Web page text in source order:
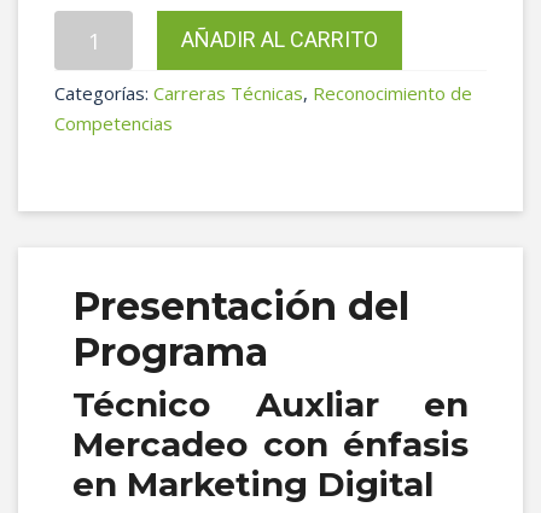
Mercadeo
con
Marketing
053-
cantidad
AÑADIR AL CARRITO
Categorías: Carreras Técnicas, Reconocimiento de
Competencias
Presentación del
Programa
Técnico Auxliar en
Mercadeo con énfasis
en Marketing Digital